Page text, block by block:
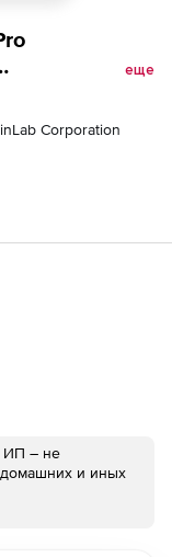
еще
Corporation
ИП – не
и иных